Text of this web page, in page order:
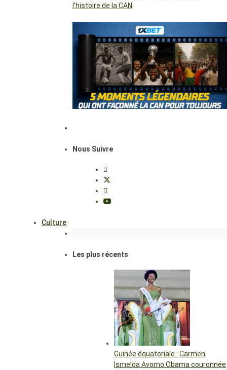
l’histoire de la CAN
Nous Suivre
Culture
Les plus récents
Guinée équatoriale : Carmen
Ismelda Avomo Obama couronnée